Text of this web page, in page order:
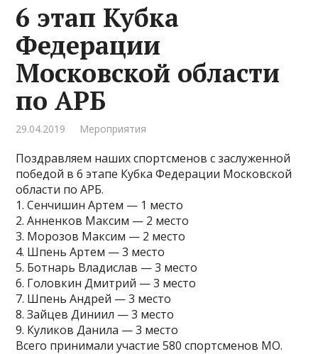
6 этап Кубка
Федерации
Московской области
по АРБ
29.04.2019 Мероприятия
Поздравляем наших спортсменов с заслуженной
победой в 6 этапе Кубка Федерации Московской
области по АРБ.
1. Сенчишин Артем — 1 место
2. Анненков Максим — 2 место
3. Морозов Максим — 2 место
4. Шпень Артем — 3 место
5. Ботнарь Владислав — 3 место
6. Головкин Дмитрий — 3 место
7. Шпень Андрей — 3 место
8. Зайцев Диниил — 3 место
9. Куликов Данила — 3 место
Всего принимали участие 580 спортсменов МО.